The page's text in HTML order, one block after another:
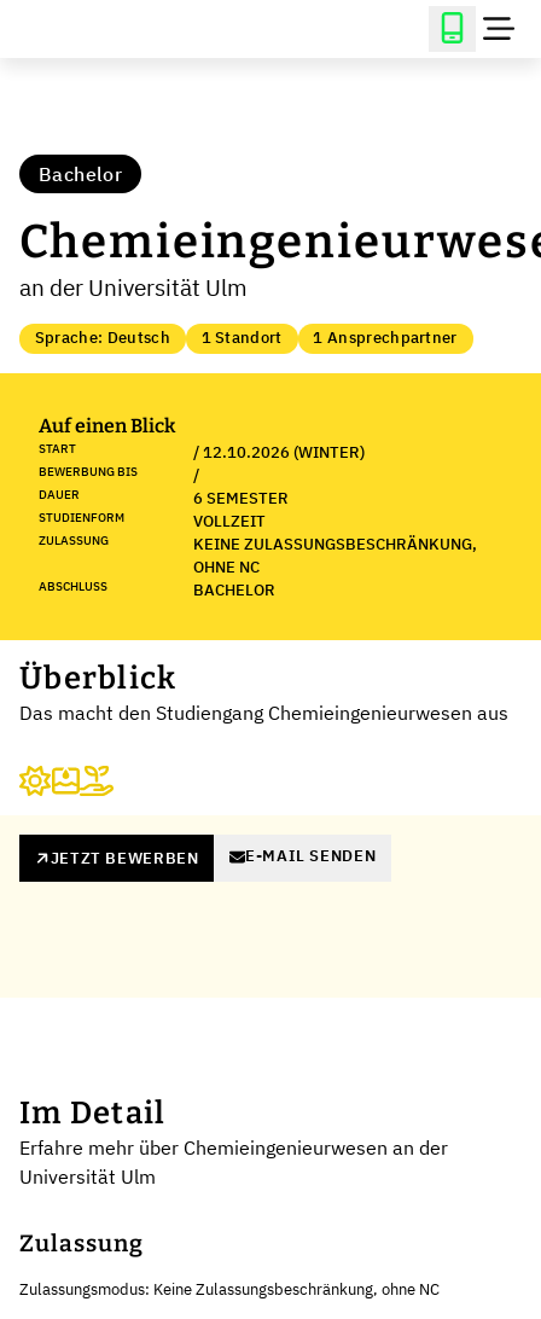
Bachelor
an der Universität Ulm
Sprache: Deutsch 1 Standort 1 Ansprechpartner
Auf einen Blick
START / 12.10.2026 (WINTER)
BEWERBUNG BIS /
DAUER 6 SEMESTER
STUDIENFORM VOLLZEIT
ZULASSUNG
KEINE ZULASSUNGSBESCHRÄNKUNG,
OHNE NC
ABSCHLUSS BACHELOR
Überblick
Das macht den Studiengang Chemieingenieurwesen aus
JETZT BEWERBEN E-MAIL SENDEN
Im Detail
Erfahre mehr über Chemieingenieurwesen an der
Universität Ulm
Zulassung
Zulassungsmodus: Keine Zulassungsbeschränkung, ohne NC